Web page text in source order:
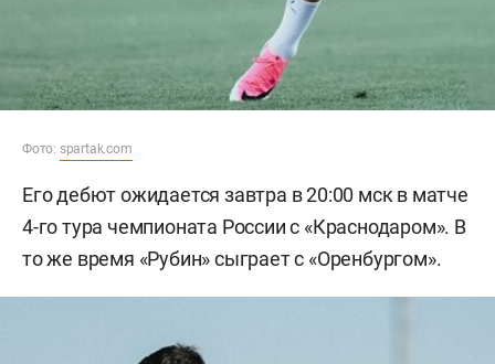
Фото: spartak.com
Его дебют ожидается завтра в 20:00 мск в матче
4-го тура чемпионата России с «Краснодаром». В
то же время «Рубин» сыграет с «Оренбургом».